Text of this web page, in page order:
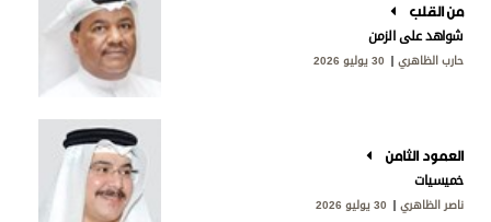
من القلب
شواهد على الزمن
حارب الظاهري 30 يوليو 2026
العمود الثامن
خميسيات
ناصر الظاهري 30 يوليو 2026